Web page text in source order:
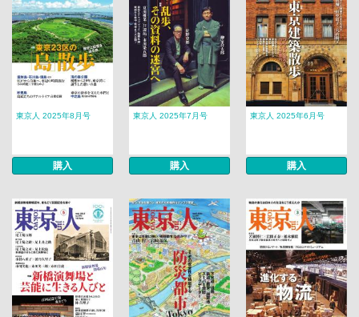
東京人 2025年8月号
購入
東京人 2025年7月号
購入
東京人 2025年6月号
購入